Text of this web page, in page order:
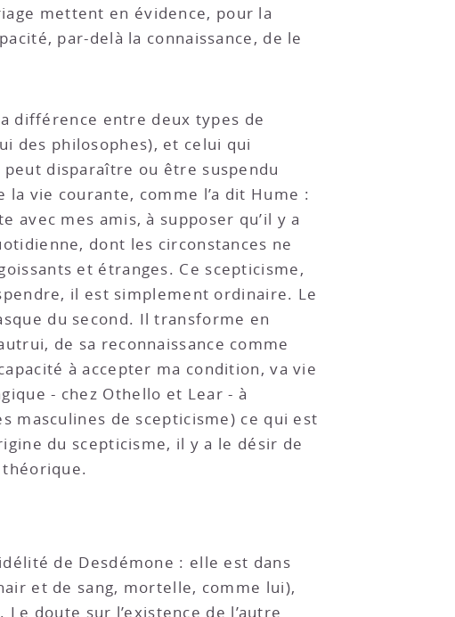
mettent en évidence, pour la
par-delà la connaissance, de le
différence entre deux types de
des philosophes), et celui qui
disparaître ou être suspendu
vie courante, comme l’a dit Hume :
mes amis, à supposer qu’il y a
dont les circonstances ne
et étranges. Ce scepticisme,
il est simplement ordinaire. Le
du second. Il transforme en
de sa reconnaissance comme
à accepter ma condition, va vie
- chez Othello et Lear - à
de scepticisme) ce qui est
du scepticisme, il y a le désir de
de Desdémone : elle est dans
et de sang, mortelle, comme lui),
doute sur l’existence de l’autre